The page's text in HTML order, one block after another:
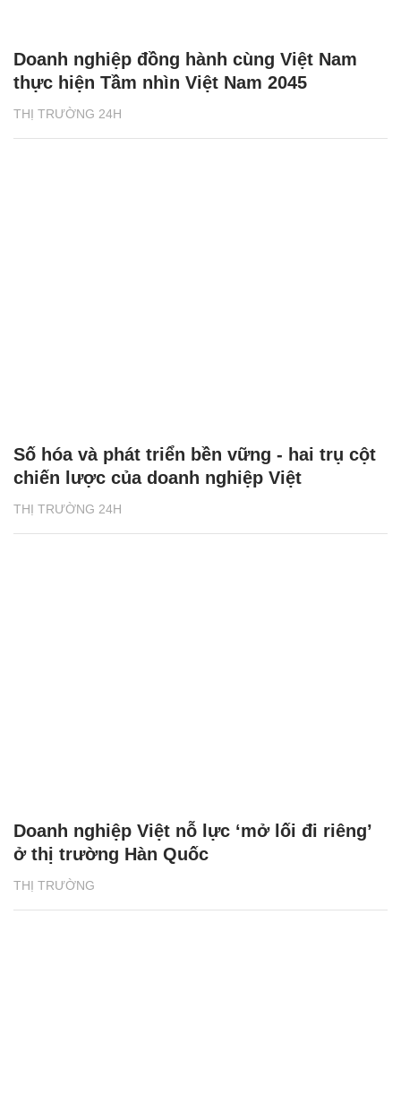
THỊ TRƯỜNG 24H
Doanh nghiệp đồng hành cùng Việt Nam
thực hiện Tầm nhìn Việt Nam 2045
THỊ TRƯỜNG 24H
Số hóa và phát triển bền vững - hai trụ cột
chiến lược của doanh nghiệp Việt
THỊ TRƯỜNG
Doanh nghiệp Việt nỗ lực ‘mở lối đi riêng’
ở thị trường Hàn Quốc